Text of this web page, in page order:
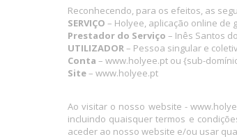
Reconhecendo, para os efeitos, as
SERVIÇO – Holyee, aplicação online de
Prestador do Serviço – Inês Santos
UTILIZADOR– Pessoa singular e
Conta – www.holyee.pt ou {sub-
Site– www.holyee.pt
Ao visitar o nosso website -
incluindo quaisquer termos e
aceder ao nosso website e/ou usar